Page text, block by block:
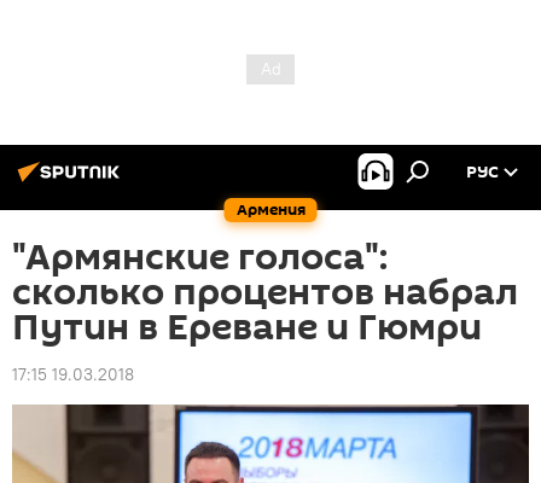
Армения
РУС
"Армянские голоса":
сколько процентов набрал
Путин в Ереване и Гюмри
17:15 19.03.2018